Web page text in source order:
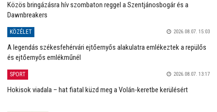
Közös bringázásra hív szombaton reggel a Szentjánosbogár és a
Dawnbreakers
KÖZÉLET 2026.08.07. 15:03
A legendás székesfehérvári ejtőernyős alakulatra emlékeztek a repülős
és ejtőernyős emlékműnél
SPORT 2026.08.07. 13:17
Hokisok viadala – hat fiatal küzd meg a Volán-keretbe kerülésért